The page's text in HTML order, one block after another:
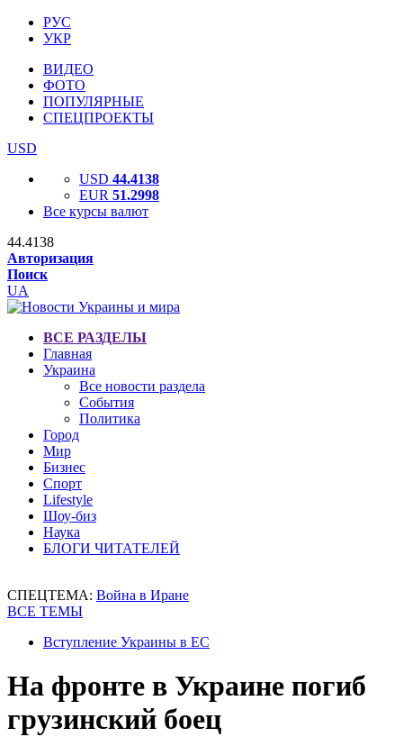
РУС
УКР
ВИДЕО
ФОТО
ПОПУЛЯРНЫЕ
СПЕЦПРОЕКТЫ
USD
USD 44.4138
EUR 51.2998
Все курсы валют
44.4138
Авторизация
Поиск
UA
ВСЕ РАЗДЕЛЫ
Главная
Украина
Все новости раздела
События
Политика
Город
Мир
Бизнес
Спорт
Lifestyle
Шоу-биз
Наука
БЛОГИ ЧИТАТЕЛЕЙ
СПЕЦТЕМА: Война в Иране
ВСЕ ТЕМЫ
Вступление Украины в ЕС
На фронте в Украине погиб
грузинский боец